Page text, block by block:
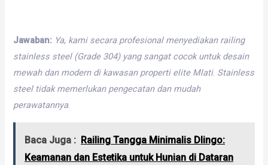
Jawaban: Ya, kami secara profesional menyediakan railing
stainless steel (Grade 304) yang sangat cocok untuk desain
mewah dan modern di kawasan properti elite Mlati. Stainless
steel tidak memerlukan pengecatan dan mudah
perawatannya.
Baca Juga : Railing Tangga Minimalis Dlingo:
Keamanan dan Estetika untuk Hunian di Dataran